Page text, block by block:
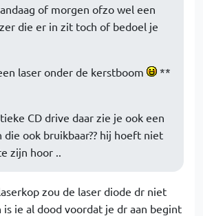
of morgen ofzo wel een
die er in zit toch of bedoel je
laser onder de kerstboom **
CD drive daar zie je ook een
ook bruikbaar?? hij hoeft niet
zijn hoor ..
zou de laser diode dr niet
ie al dood voordat je dr aan begint